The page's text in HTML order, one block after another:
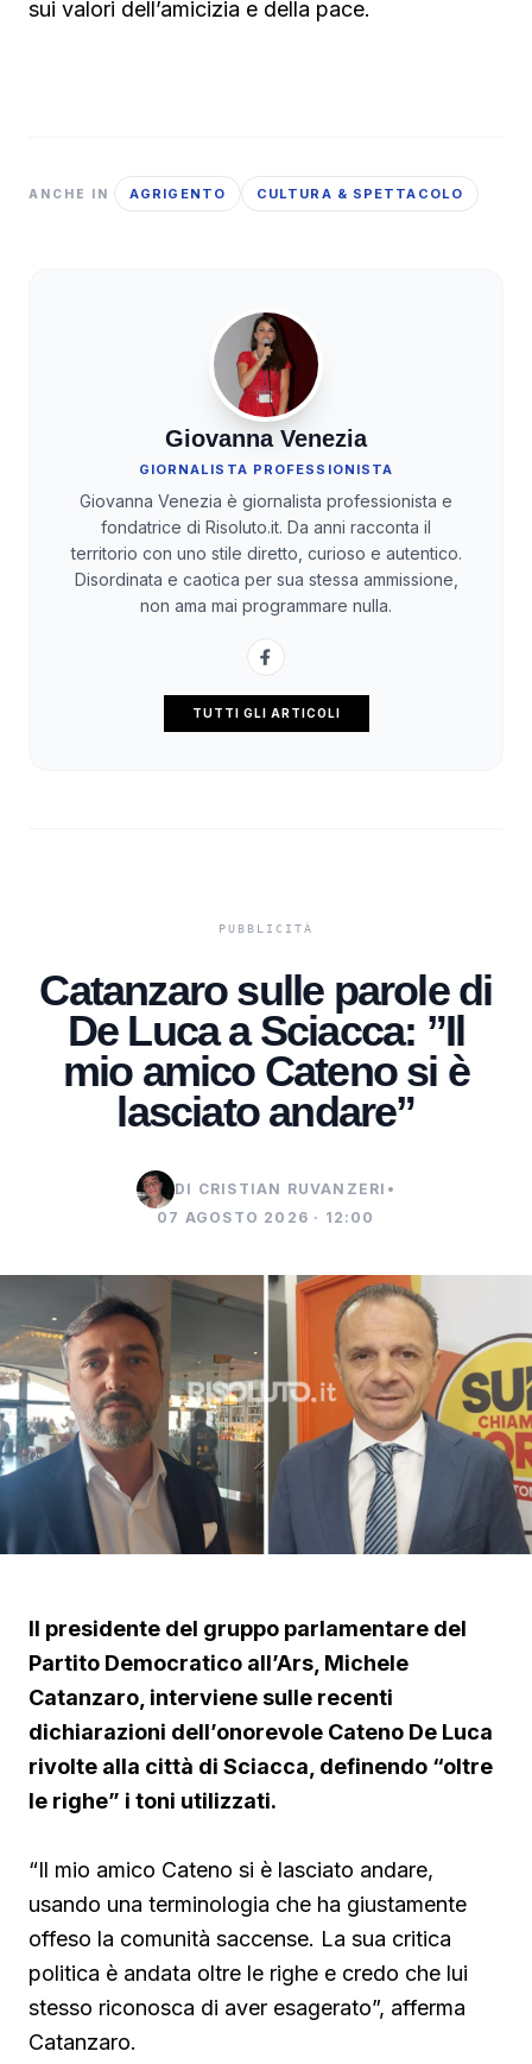
sui valori dell’amicizia e della pace.
ANCHE IN AGRIGENTO CULTURA & SPETTACOLO
Giovanna Venezia
GIORNALISTA PROFESSIONISTA
Giovanna Venezia è giornalista professionista e
fondatrice di Risoluto.it. Da anni racconta il
territorio con uno stile diretto, curioso e autentico.
Disordinata e caotica per sua stessa ammissione,
non ama mai programmare nulla.
TUTTI GLI ARTICOLI
Catanzaro sulle parole di
De Luca a Sciacca: ”Il
mio amico Cateno si è
lasciato andare”
DI CRISTIAN RUVANZERI •
07 AGOSTO 2026 · 12:00
Il presidente del gruppo parlamentare del
Partito Democratico all’Ars, Michele
Catanzaro, interviene sulle recenti
dichiarazioni dell’onorevole Cateno De Luca
rivolte alla città di Sciacca, definendo “oltre
le righe” i toni utilizzati.
“Il mio amico Cateno si è lasciato andare,
usando una terminologia che ha giustamente
offeso la comunità saccense. La sua critica
politica è andata oltre le righe e credo che lui
stesso riconosca di aver esagerato”, afferma
Catanzaro.